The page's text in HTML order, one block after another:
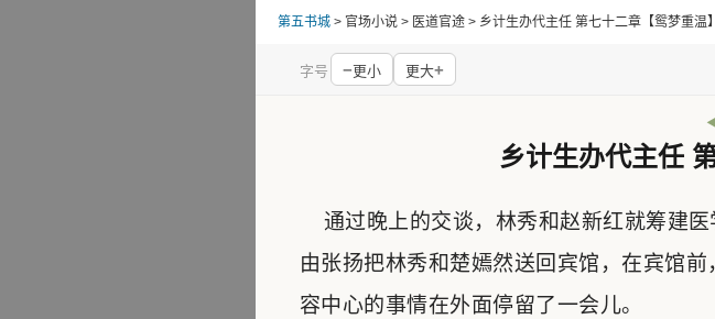
第五书城 > 官场小说 > 医道官途 > 乡计生办代主任 第七十二章【鸳梦重温】
字号 −更小 更大+
乡计生办代主任
通过晚上的交谈，林秀和赵新红就筹建医
由张扬把林秀和楚嫣然送回宾馆，在宾馆
容中心的事情在外面停留了一会儿。